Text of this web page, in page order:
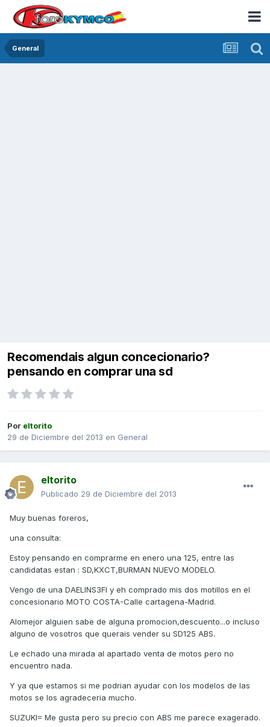
General
Recomendais algun concecionario?
pensando en comprar una sd
Por eltorito
29 de Diciembre del 2013 en General
eltorito
Publicado 29 de Diciembre del 2013
Muy buenas foreros,
una consulta:
Estoy pensando en comprarme en enero una 125, entre las
candidatas estan : SD,KXCT,BURMAN NUEVO MODELO.
Vengo de una DAELINS3FI y eh comprado mis dos motillos en el
concesionario MOTO COSTA-Calle cartagena-Madrid.
Alomejor alguien sabe de alguna promocion,descuento...o incluso
alguno de vosotros que querais vender su SD125 ABS.
Le echado una mirada al apartado venta de motos pero no
encuentro nada.
Y ya que estamos si me podrian ayudar con los modelos de las
motos se los agradeceria mucho.
SUZUKI= Me gusta pero su precio con ABS me parece exagerado.